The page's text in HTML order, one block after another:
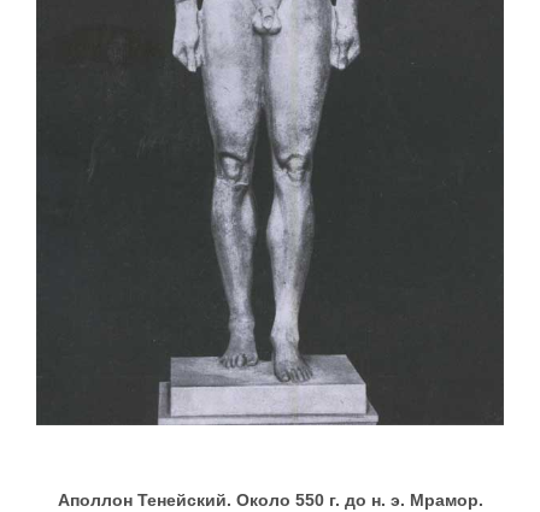
Аполлон Тенейский. Около 550 г. до н. э. Мрамор.